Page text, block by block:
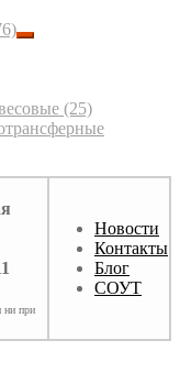
(25)
ни при
Новости
Контакты
Блог
СОУТ